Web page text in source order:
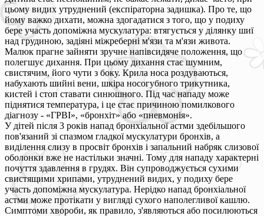
цьому видих утруднений (експіраторна задишка). Про те, що
йому важко дихати, можна здогадатися з того, що у подиху
бере участь допоміжна мускулатура: втягується у ділянку шиї
над грудиною, задіяні міжреберні м'язи та м'язи живота.
Малюк прагне зайняти зручне напівсидяче положення, що
полегшує дихання. При цьому дихання стає шумним,
свистячим, його чути з боку. Крила носа роздуваються,
набухають шийні вени, шкіра носогубного трикутника,
кистей і стоп ставати синюшного. Під час нападу може
піднятися температура, і це стає причиною помилкового
діагнозу - «ГРВІ», «бронхіт» або «пневмонія».
У дітей після 3 років напад бронхіальної астми здебільшого
пов'язаний зі спазмом гладкої мускулатури бронхів, а
виділення слизу в просвіт бронхів і запальний набряк слизової
оболонки вже не настільки значні. Тому для нападу характерні
почуття здавлення в грудях. Він супроводжується сухими
свистящими хрипами, утруднений видих, у подиху бере
участь допоміжна мускулатура. Нерідко напад бронхіальної
астми може протікати у вигляді сухого наполегливої кашлю.
Симптоми хвороби, як правило, з'являються або посилюються